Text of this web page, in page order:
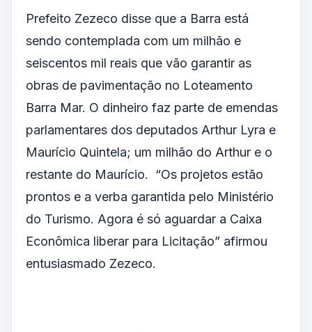
Prefeito Zezeco disse que a Barra está
sendo contemplada com um milhão e
seiscentos mil reais que vão garantir as
obras de pavimentação no Loteamento
Barra Mar. O dinheiro faz parte de emendas
parlamentares dos deputados Arthur Lyra e
Maurício Quintela; um milhão do Arthur e o
restante do Maurício. “Os projetos estão
prontos e a verba garantida pelo Ministério
do Turismo. Agora é só aguardar a Caixa
Econômica liberar para Licitação” afirmou
entusiasmado Zezeco.